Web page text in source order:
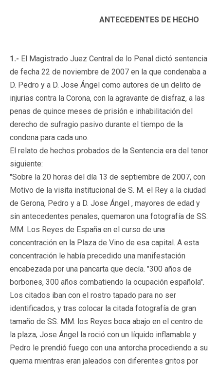
ANTECEDENTES DE HECHO
1.- El Magistrado Juez Central de lo Penal dictó sentencia
de fecha 22 de noviembre de 2007 en la que condenaba a
D. Pedro y a D. Jose Ángel como autores de un delito de
injurias contra la Corona, con la agravante de disfraz, a las
penas de quince meses de prisión e inhabilitación del
derecho de sufragio pasivo durante el tiempo de la
condena para cada uno.
El relato de hechos probados de la Sentencia era del tenor
siguiente:
"Sobre la 20 horas del día 13 de septiembre de 2007, con
Motivo de la visita institucional de S. M. el Rey a la ciudad
de Gerona, Pedro y a D. Jose Ángel , mayores de edad y
sin antecedentes penales, quemaron una fotografía de SS.
MM. Los Reyes de España en el curso de una
concentración en la Plaza de Vino de esa capital. A esta
concentración le había precedido una manifestación
encabezada por una pancarta que decía. "300 años de
borbones, 300 años combatiendo la ocupación española".
Los citados iban con el rostro tapado para no ser
identificados, y tras colocar la citada fotografía de gran
tamaño de SS. MM. los Reyes boca abajo en el centro de
la plaza, Jose Ángel la roció con un líquido inflamable y
Pedro le prendió fuego con una antorcha procediendo a su
quema mientras eran jaleados con diferentes gritos por